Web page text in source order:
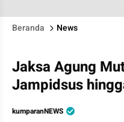
Beranda News
Jaksa Agung
Jampidsus
kumparanNEWS